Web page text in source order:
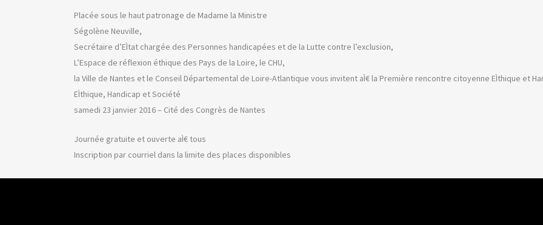
Placée sous le haut patronage de Madame la Ministre
Ségolène Neuville,
Secrétaire d’EÌtat chargée des Personnes handicapées et de la Lutte contre l’exclusion,
L’Espace de réflexion éthique des Pays de la Loire, le CHU,
la Ville de Nantes et le Conseil Départemental de Loire-Atlantique vous invitent aÌ€ la Première rencontre citoyenne EÌthique et
EÌthique, Handicap et Société
samedi 23 janvier 2016 – Cité des Congrès de Nantes
Journée gratuite et ouverte aÌ€ tous
Inscription par courriel dans la limite des places disponibles